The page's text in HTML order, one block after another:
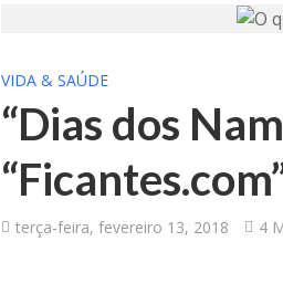
VIDA & SAÚDE
“Dias dos
terça-feira, fevereiro 13, 2018 4